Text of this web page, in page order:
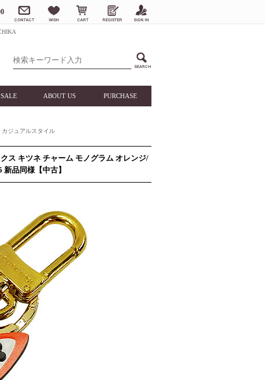
SALE ABOUT US PURCHASE
カジュアルスタイル
ス キツネ チャーム モノグラム オレンジ/
品同様【中古】